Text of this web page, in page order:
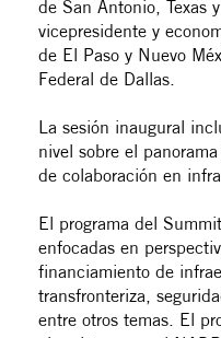
de San Antonio, Texas
vicepresidente y
de El Paso y Nuevo
Federal de Dallas.
La sesión inaugural
nivel sobre el
de colaboración en
El programa del
enfocadas en
financiamiento de
transfronteriza,
entre otros temas. El